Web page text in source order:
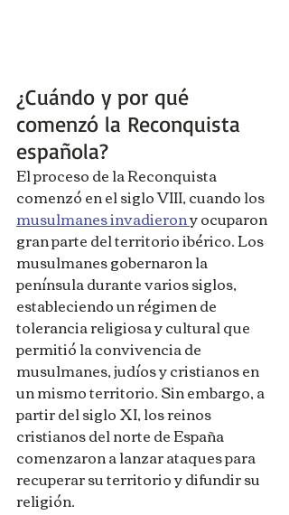
¿Cuándo y por qué
comenzó la Reconquista
española?
El proceso de la Reconquista
comenzó en el siglo VIII, cuando los
musulmanes invadieron y ocuparon
gran parte del territorio ibérico. Los
musulmanes gobernaron la
península durante varios siglos,
estableciendo un régimen de
tolerancia religiosa y cultural que
permitió la convivencia de
musulmanes, judíos y cristianos en
un mismo territorio. Sin embargo, a
partir del siglo XI, los reinos
cristianos del norte de España
comenzaron a lanzar ataques para
recuperar su territorio y difundir su
religión.